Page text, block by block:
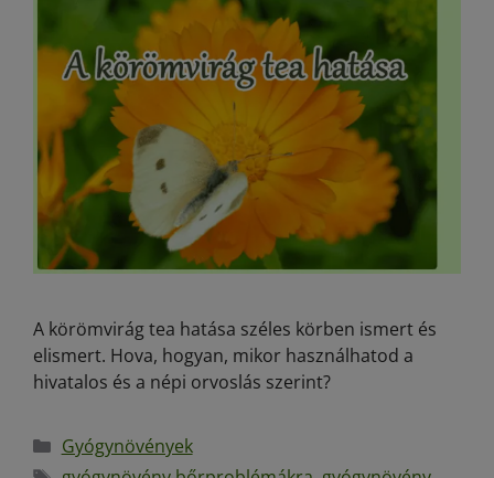
A körömvirág tea hatása széles körben ismert és
elismert. Hova, hogyan, mikor használhatod a
hivatalos és a népi orvoslás szerint?
Gyógynövények